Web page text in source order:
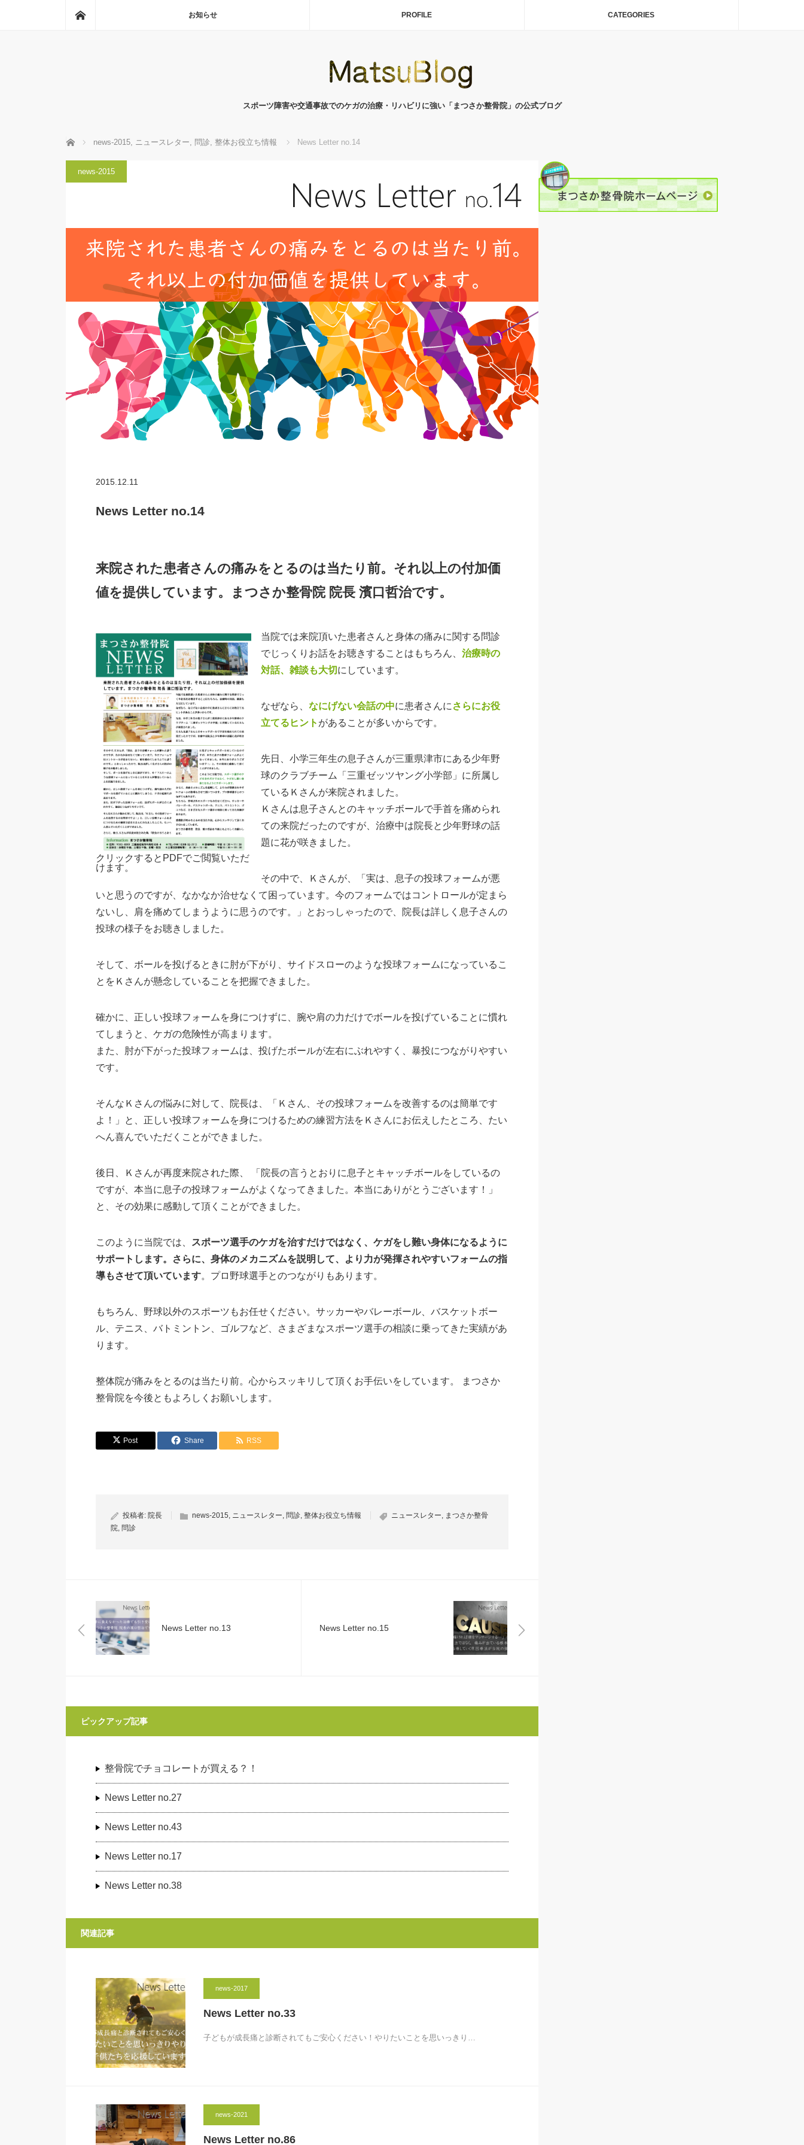
お知らせ PROFILE CATEGORIES
スポーツ障害や交通事故でのケガの治療・リハビリに強い「まつさか整骨院」の公式ブログ
ホーム news-2015, ニュースレター, 問診, 整体お役立ち情報 News Letter no.14
news-2015
2015.12.11
News Letter no.14
来院された患者さんの痛みをとるのは当たり前。それ以上の付加価
値を提供しています。まつさか整骨院 院長 濱口哲治です。
クリックするとPDFでご閲覧いただ
けます。
当院では来院頂いた患者さんと身体の痛みに関する問診
でじっくりお話をお聴きすることはもちろん、 治療時の
対話、雑談も大切にしています。
なぜなら、 なにげない会話の中に患者さんに さらにお役
立てるヒント があることが多いからです。
先日、小学三年生の息子さんが三重県津市にある少年野
球のクラブチーム「三重ゼッツヤング小学部」に所属し
ているＫさんが来院されました。
Ｋさんは息子さんとのキャッチボールで手首を痛められ
ての来院だったのですが、治療中は院長と少年野球の話
題に花が咲きました。
その中で、Ｋさんが、「実は、息子の投球フォームが悪
いと思うのですが、なかなか治せなくて困っています。今のフォームではコントロールが定まら
ないし、肩を痛めてしまうように思うのです。」とおっしゃったので、院長は詳しく息子さんの
投球の様子をお聴きしました。
そして、ボールを投げるときに肘が下がり、サイドスローのような投球フォームになっているこ
とをＫさんが懸念していることを把握できました。
確かに、正しい投球フォームを身につけずに、腕や肩の力だけでボールを投げていることに慣れ
てしまうと、ケガの危険性が高まります。
また、肘が下がった投球フォームは、投げたボールが左右にぶれやすく、暴投につながりやすい
です。
そんなＫさんの悩みに対して、院長は、「Ｋさん、その投球フォームを改善するのは簡単です
よ！」と、正しい投球フォームを身につけるための練習方法をＫさんにお伝えしたところ、たい
へん喜んでいただくことができました。
後日、Ｋさんが再度来院された際、 「院長の言うとおりに息子とキャッチボールをしているの
ですが、本当に息子の投球フォームがよくなってきました。本当にありがとうございます！」
と、その効果に感動して頂くことができました。
このように当院では、
スポーツ選手のケガを治すだけではなく、ケガをし難い身体になるように
サポートします。さらに、身体のメカニズムを説明して、より力が発揮されやすいフォームの指
導もさせて頂いています。プロ野球選手とのつながりもあります。
もちろん、野球以外のスポーツもお任せください。サッカーやバレーボール、バスケットボー
ル、テニス、バトミントン、ゴルフなど、さまざまなスポーツ選手の相談に乗ってきた実績があ
ります。
整体院が痛みをとるのは当たり前。心からスッキリして頂くお手伝いをしています。 まつさか
整骨院を今後ともよろしくお願いします。
Post Share RSS
投稿者: 院長 news-2015, ニュースレター, 問診, 整体お役立ち情報 ニュースレター, まつさか整骨
院, 問診
News Letter no.13 News Letter no.15
ピックアップ記事
整骨院でチョコレートが買える？！
News Letter no.27
News Letter no.43
News Letter no.17
News Letter no.38
関連記事
news-2017
News Letter no.33
子どもが成長痛と診断されてもご安心ください！やりたいことを思いっきり…
news-2021
News Letter no.86